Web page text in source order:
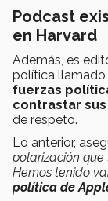
Podcast
en Harvard
Además, es
política llamado
fuerzas
contrastar
de respeto.
Lo anterior,
polarización
Hemos tenido
política de